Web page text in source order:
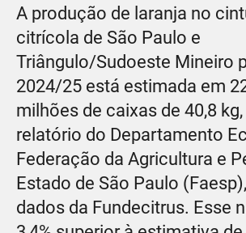
A produção de laranja no
citrícola de São Paulo e
Triângulo/Sudoeste Mineiro
2024/25 está estimada em
milhões de caixas de 40,8
relatório do Departamento
Federação da Agricultura e
Estado de São Paulo
dados da Fundecitrus. Esse